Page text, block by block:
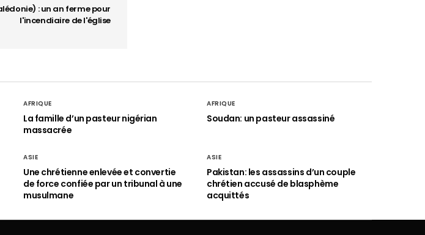
: un an ferme pour
l'incendiaire de l'église
AFRIQUE
La famille d’un pasteur nigérian
massacrée
AFRIQUE
Soudan: un pasteur assassiné
ASIE
Une chrétienne enlevée et convertie
de force confiée par un tribunal à une
musulmane
ASIE
Pakistan: les assassins d’un couple
chrétien accusé de blasphème
acquittés